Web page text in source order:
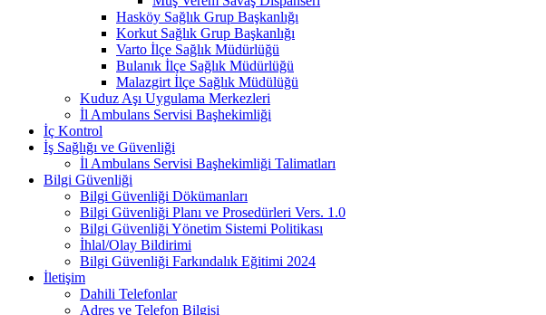
Hasköy Sağlık Grup Başkanlığı
Korkut Sağlık Grup Başkanlığı
Varto İlçe Sağlık Müdürlüğü
Bulanık İlçe Sağlık Müdürlüğü
Malazgirt İlçe Sağlık Müdülüğü
Kuduz Aşı Uygulama Merkezleri
İl Ambulans Servisi Başhekimliği
İç Kontrol
İş Sağlığı ve Güvenliği
İl Ambulans Servisi Başhekimliği Talimatları
Bilgi Güvenliği
Bilgi Güvenliği Dökümanları
Bilgi Güvenliği Planı ve Prosedürleri Vers. 1.0
Bilgi Güvenliği Yönetim Sistemi Politikası
İhlal/Olay Bildirimi
Bilgi Güvenliği Farkındalık Eğitimi 2024
İletişim
Dahili Telefonlar
Adres ve Telefon Bilgisi